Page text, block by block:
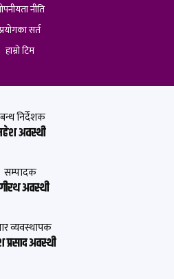
नीति
प्रयोगका सर्त
हाम्रो टिम
निर्देशक
अवस्थी
सम्पादक
अवस्थी
व्यवस्थापक
अवस्थी